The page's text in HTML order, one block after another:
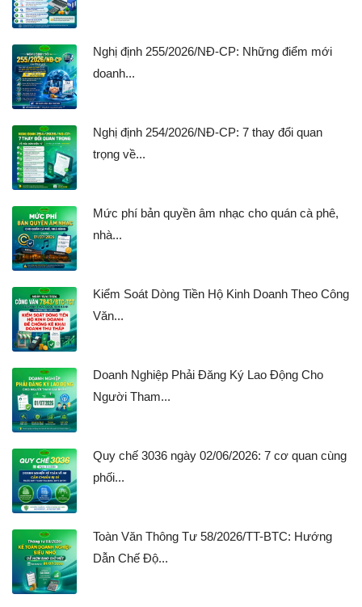
Nghị định 255/2026/NĐ-CP: Những điểm mới
doanh...
Nghị định 254/2026/NĐ-CP: 7 thay đổi quan
trọng về...
Mức phí bản quyền âm nhạc cho quán cà phê,
nhà...
Kiểm Soát Dòng Tiền Hộ Kinh Doanh Theo Công
Văn...
Doanh Nghiệp Phải Đăng Ký Lao Động Cho
Người Tham...
Quy chế 3036 ngày 02/06/2026: 7 cơ quan cùng
phối...
Toàn Văn Thông Tư 58/2026/TT-BTC: Hướng
Dẫn Chế Độ...